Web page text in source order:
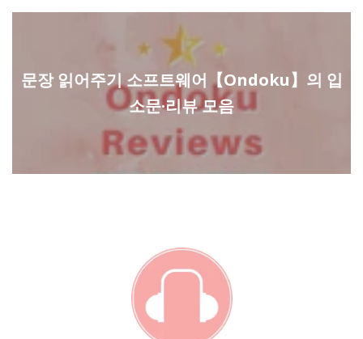
문장 읽어주기 소프트웨어【Ondoku】의 입
소문·리뷰 모음